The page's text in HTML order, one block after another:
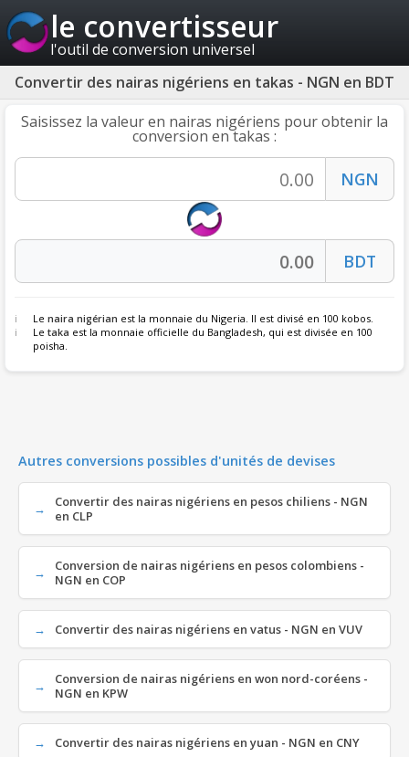
le convertisseur
l'outil de conversion universel
Convertir des nairas nigériens en takas - NGN en BDT
Saisissez la valeur en nairas nigériens pour obtenir la
conversion en takas :
Le naira nigérian est la monnaie du Nigeria. Il est divisé en 100 kobos.
Le taka est la monnaie officielle du Bangladesh, qui est divisée en 100
poisha.
Autres conversions possibles d'unités de devises
Convertir des nairas nigériens en pesos chiliens - NGN
en CLP
Conversion de nairas nigériens en pesos colombiens -
NGN en COP
Convertir des nairas nigériens en vatus - NGN en VUV
Conversion de nairas nigériens en won nord-coréens -
NGN en KPW
Convertir des nairas nigériens en yuan - NGN en CNY